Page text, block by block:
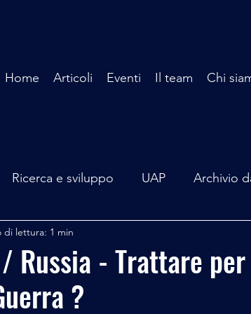
Home Articoli Eventi Il team Chi
Ricerca e sviluppo UAP Archivio
Mare Mediterraneo
- Astronomia
Russia - Trattare
?
di lettura: 1 min